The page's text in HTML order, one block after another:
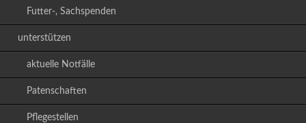
Futter-, Sachspenden
unterstützen
aktuelle Notfälle
Patenschaften
Pflegestellen